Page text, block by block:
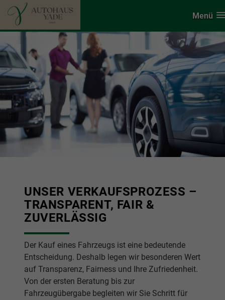
Menü
UNSER VERKAUFSPROZESS –
TRANSPARENT, FAIR &
ZUVERLÄSSIG
Der Kauf eines Fahrzeugs ist eine bedeutende
Entscheidung. Deshalb legen wir besonderen Wert
auf Transparenz, Fairness und Ihre Zufriedenheit.
Von der ersten Beratung bis zur
Fahrzeugübergabe begleiten wir Sie Schritt für